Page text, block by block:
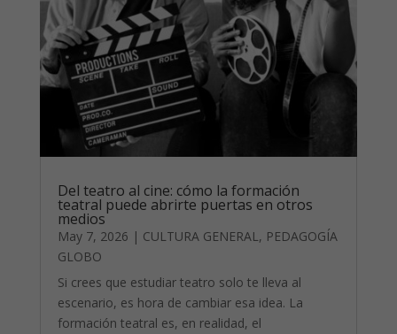
Del teatro al cine: cómo la formación
teatral puede abrirte puertas en otros
medios
May 7, 2026 | CULTURA GENERAL, PEDAGOGÍA
GLOBO
Si crees que estudiar teatro solo te lleva al
escenario, es hora de cambiar esa idea. La
formación teatral es, en realidad, el